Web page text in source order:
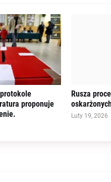
proponuje
Rusza
Luty 19, 2026